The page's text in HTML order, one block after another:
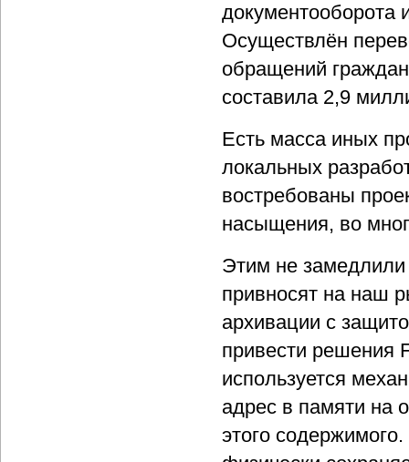
документооборота
Осуществлён
обращений
составила 2,9
Есть масса иных
локальных
востребованы
насыщения, во
Этим не замедлили
привносят на наш
архивации с
привести решения
используется
адрес в памяти на
этого